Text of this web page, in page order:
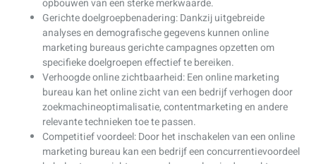
opbouwen van een sterke merkwaarde.
Gerichte doelgroepbenadering: Dankzij uitgebreide
analyses en demografische gegevens kunnen online
marketing bureaus gerichte campagnes opzetten om
specifieke doelgroepen effectief te bereiken.
Verhoogde online zichtbaarheid: Een online marketing
bureau kan het online zicht van een bedrijf verhogen door
zoekmachineoptimalisatie, contentmarketing en andere
relevante technieken toe te passen.
Competitief voordeel: Door het inschakelen van een online
marketing bureau kan een bedrijf een concurrentievoordeel